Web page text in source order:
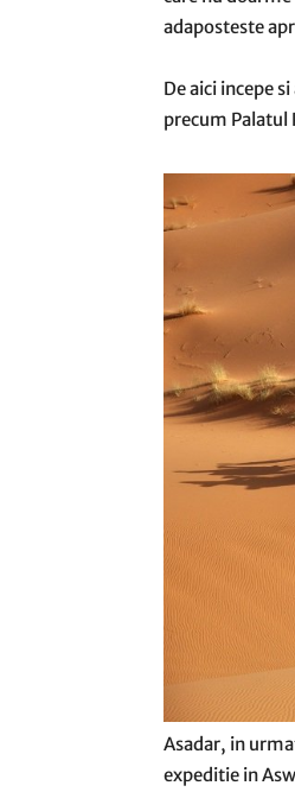
adaposteste
De aici incepe
precum Palatul
Asadar, in
expeditie in